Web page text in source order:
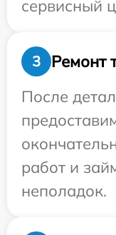
сервисный
3
Ремонт
После
работ и
неполадок.